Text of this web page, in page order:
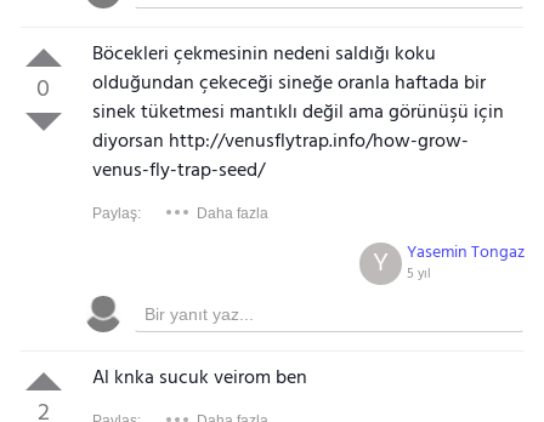
0
Böcekleri çekmesinin nedeni saldığı koku
olduğundan çekeceği sineğe oranla haftada bir
sinek tüketmesi mantıklı değil ama görünüşü için
diyorsan http://venusflytrap.info/how-grow-
venus-fly-trap-seed/
Paylaş: Daha fazla
Yasemin Tongaz
5 yıl
Y
2
Al knka sucuk veirom ben